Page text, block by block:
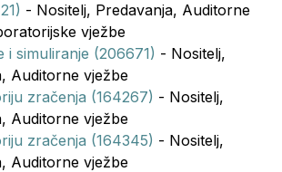
- Nositelj, Predavanja, Auditorne
vježbe
i simuliranje (206671) - Nositelj,
Auditorne vježbe
zračenja (164267) - Nositelj,
Auditorne vježbe
zračenja (164345) - Nositelj,
Auditorne vježbe